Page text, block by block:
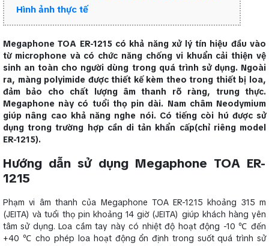
Hình ảnh thực tế
Megaphone TOA ER-1215 có khả năng xử lý tín hiệu đầu vào
từ microphone và có chức năng chống vi khuẩn cải thiện vệ
sinh an toàn cho người dùng trong quá trình sử dụng. Ngoài
ra, màng polyimide được thiết kế kèm theo trong thiết bị loa,
đảm bảo cho chất lượng âm thanh rõ ràng, trung thực.
Megaphone này có tuổi thọ pin dài. Nam châm Neodymium
giúp nâng cao khả năng nghe nói. Có tiếng còi hú được sử
dụng trong trường hợp cần di tản khẩn cấp(chỉ riêng model
ER-1215).
Hướng dẫn sử dụng Megaphone TOA ER-
1215
Phạm vi âm thanh của Megaphone TOA ER-1215 khoảng 315 m
(JEITA) và tuổi thọ pin khoảng 14 giờ (JEITA) giúp khách hàng yên
tâm sử dụng. Loa cầm tay này có nhiệt độ hoạt động -10℃ đến
+40 ℃ cho phép loa hoạt động ổn định trong suốt quá trình sử